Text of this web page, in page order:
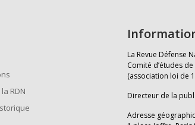
RDN
La Revue Défense
Comité d’études
(association loi de
Directeur de la
Adresse